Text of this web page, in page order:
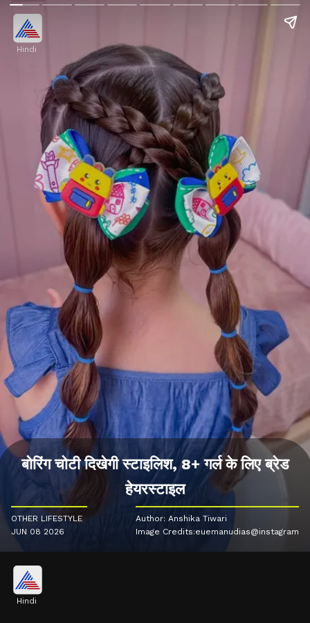
Hindi
बोरिंग चोटी दिखेगी स्टाइलिश, 8+ गर्ल के लिए ब्रेड
हेयरस्टाइल
OTHER LIFESTYLE
JUN 08 2026
Author: Anshika Tiwari
Image Credits:euemanudias@instagram
Hindi